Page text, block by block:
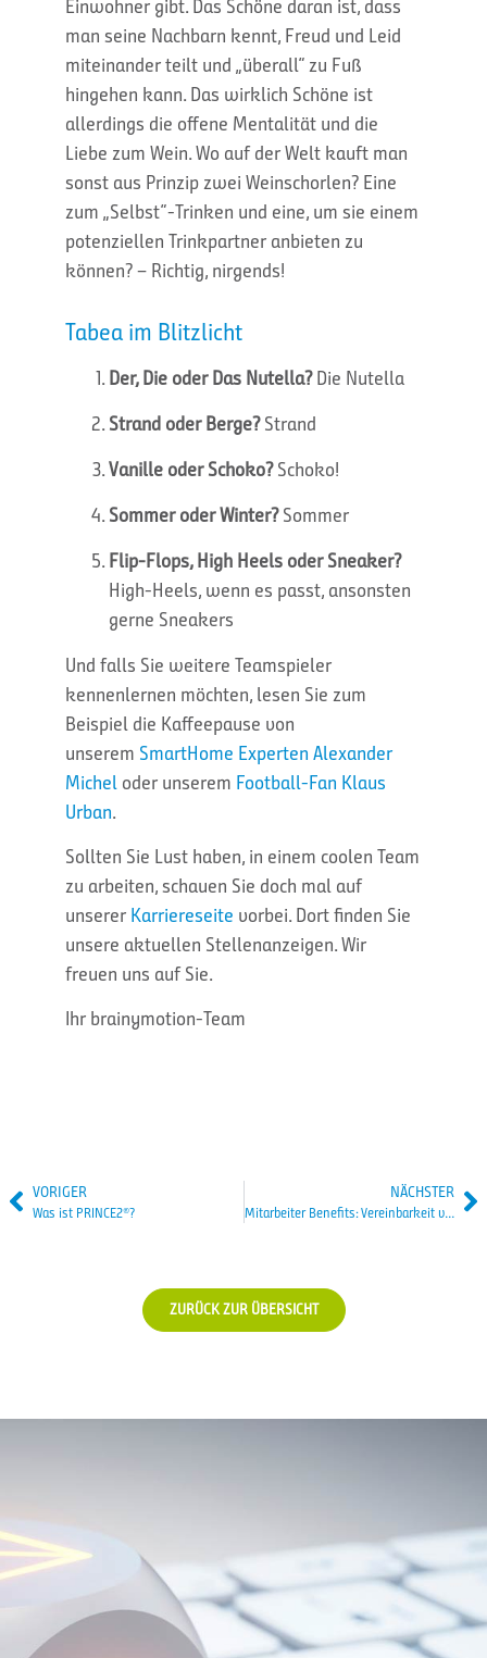
Einwohner gibt. Das Schöne daran ist, dass
man seine Nachbarn kennt, Freud und Leid
miteinander teilt und „überall“ zu Fuß
hingehen kann. Das wirklich Schöne ist
allerdings die offene Mentalität und die
Liebe zum Wein. Wo auf der Welt kauft man
sonst aus Prinzip zwei Weinschorlen? Eine
zum „Selbst“-Trinken und eine, um sie einem
potenziellen Trinkpartner anbieten zu
können? – Richtig, nirgends!
Tabea im Blitzlicht
Der, Die oder Das Nutella?Die Nutella
Strand oder Berge?Strand
Vanille oder Schoko?Schoko!
Sommer oder Winter?Sommer
Flip-Flops, High Heels oder Sneaker?
High-Heels, wenn es passt, ansonsten
gerne Sneakers
Und falls Sie weitere Teamspieler
kennenlernen möchten, lesen Sie zum
Beispiel die Kaffeepause von
unserem SmartHome Experten Alexander
Michel oder unserem Football-Fan Klaus
Urban.
Sollten Sie Lust haben, in einem coolen Team
zu arbeiten, schauen Sie doch mal auf
unserer Karriereseite vorbei. Dort finden Sie
unsere aktuellen Stellenanzeigen. Wir
freuen uns auf Sie.
Ihr brainymotion-Team
VORIGER
Was ist PRINCE2®?
NÄCHSTER
Mitarbeiter Benefits: Vereinbarkeit von Beruf und Familie
ZURÜCK ZUR ÜBERSICHT